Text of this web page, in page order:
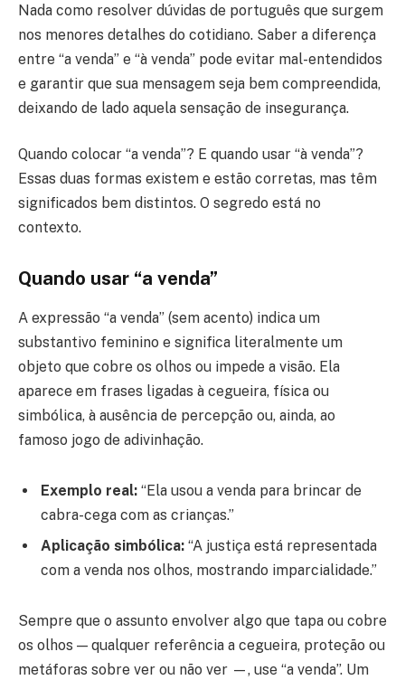
Nada como resolver dúvidas de português que surgem
nos menores detalhes do cotidiano. Saber a diferença
entre “a venda” e “à venda” pode evitar mal-entendidos
e garantir que sua mensagem seja bem compreendida,
deixando de lado aquela sensação de insegurança.
Quando colocar “a venda”? E quando usar “à venda”?
Essas duas formas existem e estão corretas, mas têm
significados bem distintos. O segredo está no
contexto.
Quando usar “a venda”
A expressão “a venda” (sem acento) indica um
substantivo feminino e significa literalmente um
objeto que cobre os olhos ou impede a visão. Ela
aparece em frases ligadas à cegueira, física ou
simbólica, à ausência de percepção ou, ainda, ao
famoso jogo de adivinhação.
Exemplo real: “Ela usou a venda para brincar de
cabra-cega com as crianças.”
Aplicação simbólica: “A justiça está representada
com a venda nos olhos, mostrando imparcialidade.”
Sempre que o assunto envolver algo que tapa ou cobre
os olhos — qualquer referência a cegueira, proteção ou
metáforas sobre ver ou não ver —, use “a venda”. Um